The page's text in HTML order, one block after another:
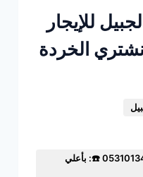
للإيجار
☎️ نشتري الخردة
شراء حديد سكراب في الجبيل 0531013413 ☎️: بأعلي